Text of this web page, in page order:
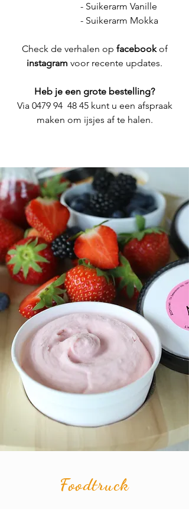
- Suikerarm Vanille
- Suikerarm Mokka
Check de verhalen op facebookof
instagram voor recente updates.
Heb je een grote bestelling?
Via 0479 94 48 45 kunt u een afspraak
maken om ijsjes af te halen.
Foodtruck